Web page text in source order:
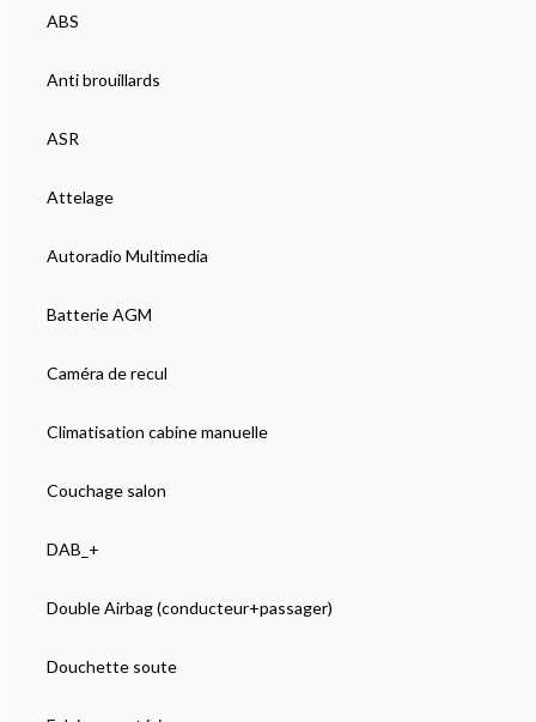
ABS
Anti brouillards
ASR
Attelage
Autoradio Multimedia
Batterie AGM
Caméra de recul
Climatisation cabine manuelle
Couchage salon
DAB_+
Double Airbag (conducteur+passager)
Douchette soute